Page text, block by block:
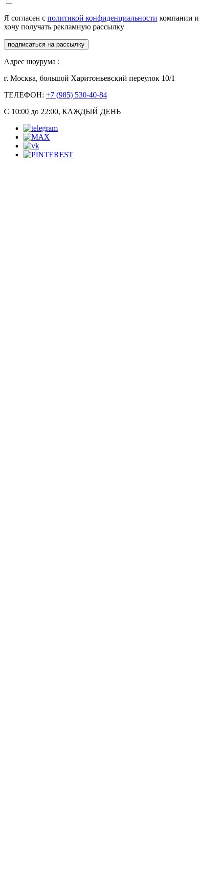
Я согласен с политикой конфиденциальности компании и
хочу получать рекламную рассылку
подписаться на рассылку
Адрес шоурума :
г. Москва, большой Харитоньевский переулок 10/1
ТЕЛЕФОН: +7 (985) 530-40-84
С 10:00 до 22:00, КАЖДЫЙ ДЕНЬ